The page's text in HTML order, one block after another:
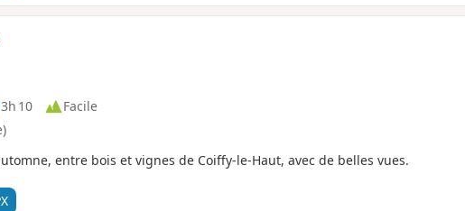
3h 10
Facile
entre bois et vignes de Coiffy-le-Haut, avec de belles vues.